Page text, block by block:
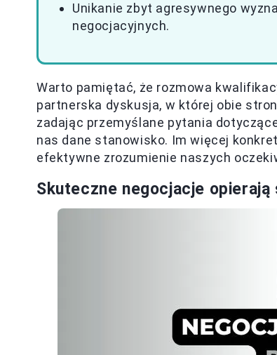
Unikanie zbyt agresywnego
negocjacyjnych.
Warto pamiętać, że rozmowa
partnerska dyskusja, w której obie
zadając przemyślane pytania
nas dane stanowisko. Im więcej
efektywne zrozumienie naszych
Skuteczne negocjacje